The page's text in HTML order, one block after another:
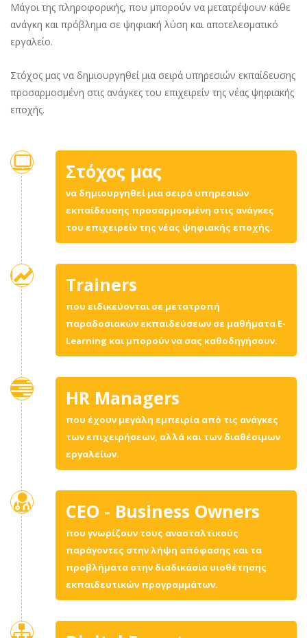
Μάγοι της πληροφορικής, που μπορούν να μετατρέψουν κάθε
ανάγκη και πρόβλημα σε ψηφιακή λύση και αποτελεσματικό
εργαλείο.
Στόχος μας να δημιουργηθεί μια σειρά υπηρεσιών εκπαίδευσης
προσαρμοσμένη στις ανάγκες του επιχειρείν της νέας ψηφιακής
εποχής.
Στόχος μας
να δημιουργηθεί μια σειρά υπηρεσιών
εκπαίδευσης προσαρμοσμένη στις ανάγκες
του επιχειρείν της νέας ψηφιακής εποχής.
Trainers
που ειδικεύονται σε μετατροπή
παραδοσιακών εκπαιδεύσεων σε μαθήματα E-
Learning και μπορούν να σας καθοδηγήσουν.
HR Managers
που έχουν μεγάλη εμπειρία από τις ανάγκες
των επιχειρήσεων, αλλά και των διαθέσιμων
εργαλείων.
CEO - Business Owners
που γνωρίζουν τους ανασταλτικούς
παράγοντες στην λήψη απόφασης και τα
προβλήματα στην διαδικάσία υιοθέτησης
εκπαιδευτικών προγραμμάτων.